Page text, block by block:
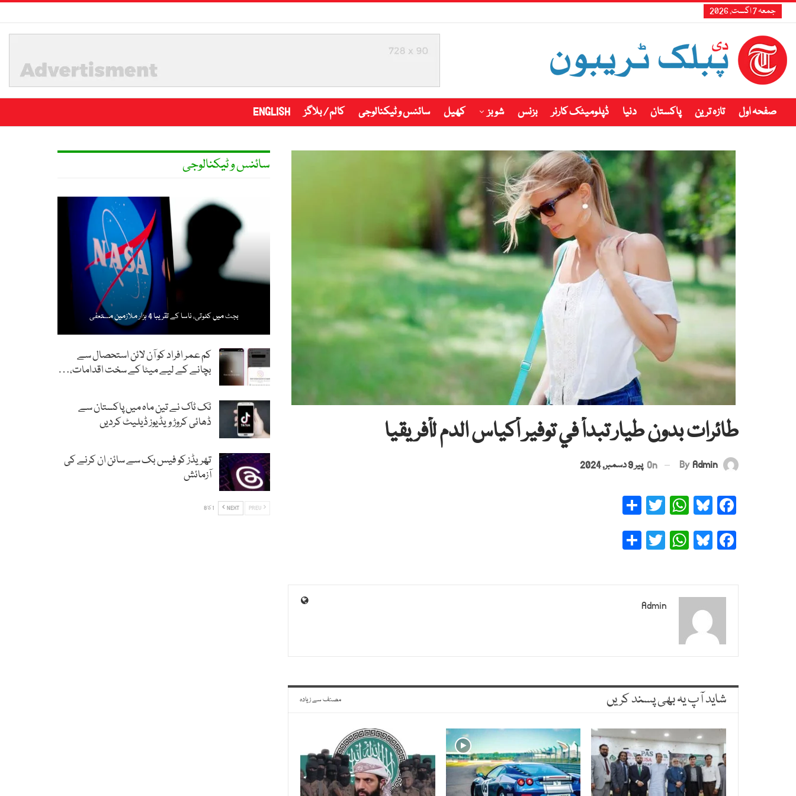
جمعہ 7 اگست, 2026
صفحہ اول تازہ ترین پاکستان دنیا ڈپلومیٹک کارنر بزنس شوبز کھیل سائنس و ٹیکنالوجی کالم / بلاگز ENGLISH
طائرات بدون طيار تبدأ في توفير أكياس الدم لأفريقيا
By Admin
On پیر 9 دسمبر, 2024
Facebook
Bluesky
WhatsApp
Twitter
Facebook
Bluesky
WhatsApp
Twitter
Admin
شاید آپ یہ بھی پسند کریں مصنف سے زیادہ
سائنس و ٹیکنالوجی
بجٹ میں کٹوتی، ناسا کے تقریبا 4 ہزار ملازمین مستعفی
کم عمر افراد کو آن لائن استحصال سے
بچانے کے لیے میٹا کے سخت اقدامات،…
ٹک ٹاک نے تین ماہ میں پاکستان سے
ڈھائی کروڑ ویڈیوز ڈیلیٹ کردیں
تھریڈز کو فیس بک سے سائن ان کرنے کی
آزمائش
NEXT 1 کا 8